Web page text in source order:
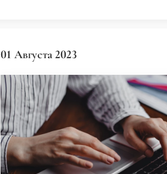
01 Августа 2023